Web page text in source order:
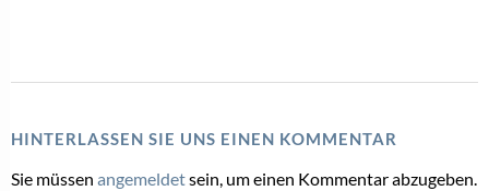
HINTERLASSEN SIE UNS EINEN KOMMENTAR
Sie müssen angemeldetsein, um einen Kommentar abzugeben.